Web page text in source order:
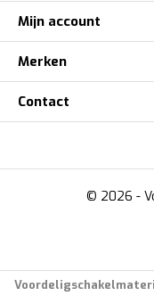
Mijn account
Merken
Contact
© 2026 -